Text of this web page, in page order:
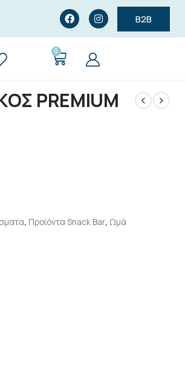
B2B
0
PREMIUM
, Προϊόντα Snack Bar, Ωμά